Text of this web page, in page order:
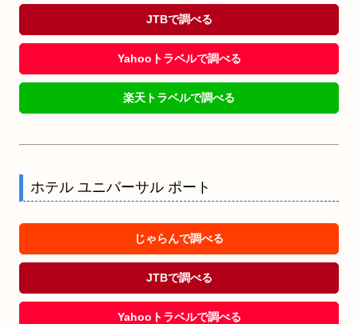
JTBで調べる
Yahooトラベルで調べる
楽天トラベルで調べる
ホテル ユニバーサル ポート
じゃらんで調べる
JTBで調べる
Yahooトラベルで調べる